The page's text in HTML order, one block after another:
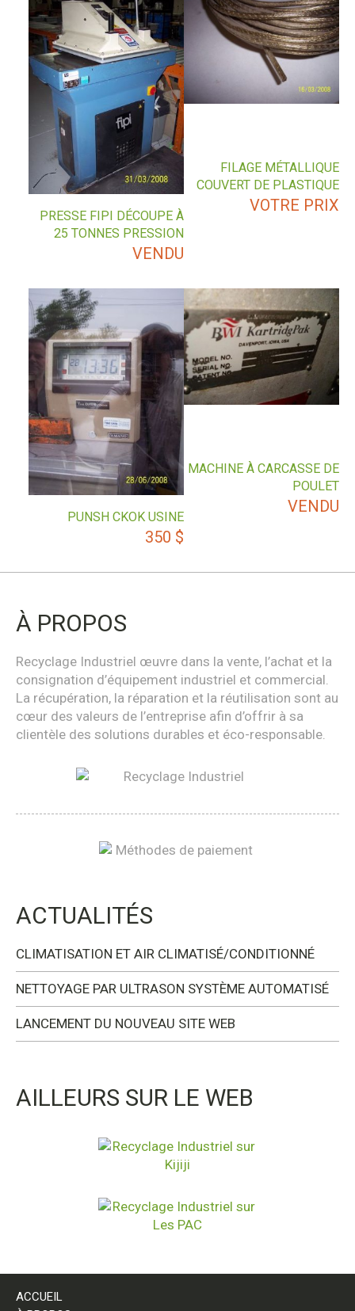
FILAGE MÉTALLIQUE
COUVERT DE PLASTIQUE
VOTRE PRIX
PRESSE FIPI DÉCOUPE À
25 TONNES PRESSION
VENDU
MACHINE À CARCASSE DE
POULET
VENDU
PUNSH CKOK USINE
350 $
À PROPOS
Recyclage Industriel œuvre dans la vente, l’achat et la
consignation d’équipement industriel et commercial.
La récupération, la réparation et la réutilisation sont au
cœur des valeurs de l’entreprise afin d’offrir à sa
clientèle des solutions durables et éco-responsable.
ACTUALITÉS
CLIMATISATION ET AIR CLIMATISÉ/CONDITIONNÉ
NETTOYAGE PAR ULTRASON SYSTÈME AUTOMATISÉ
LANCEMENT DU NOUVEAU SITE WEB
AILLEURS SUR LE WEB
ACCUEIL